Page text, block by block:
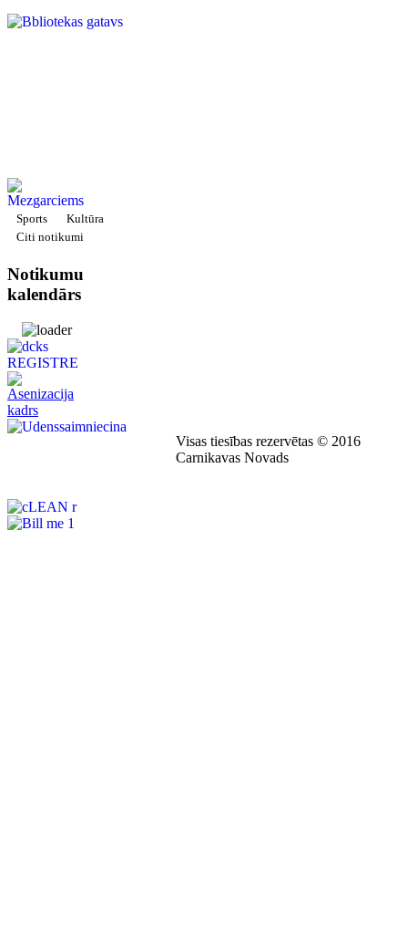
Sports
Kultūra
Citi notikumi
Notikumu
kalendārs
Visas tiesības rezervētas © 2016
Carnikavas Novads